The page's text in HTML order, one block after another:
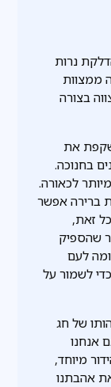
נרות
ממצוות
בצורה
את
בחנוכה.
לכאורה.
ברירה אפשר
זאת,
שהספיק
לעם
לשמור על
של חג
אנחנו
מיוחד,
אהבתנו